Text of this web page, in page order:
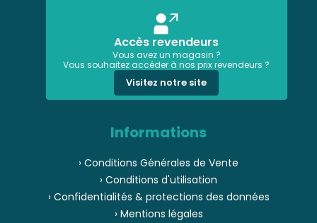
Accès revendeurs
Vous avez un magasin ?
Vous souhaitez accéder à nos prix revendeurs ?
Visitez notre site
Informations
› Conditions Générales de Vente
› Conditions d'utilisation
› Confidentialités & protections des données
› Mentions légales